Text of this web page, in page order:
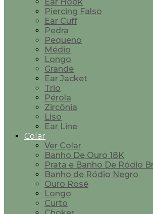
Piercing Falso
Ear Cuff
Pedra
Pequeno
Médio
Longo
Grande
Ear Jacket
Trio
Pérola
Zircônia
Liso
Ear Line
Colar
Ver Colar
Banho De Ouro 18K
Prata e Banho De Ródio
Banho de Ródio Negro
Ouro Rosé
Longo
Curto